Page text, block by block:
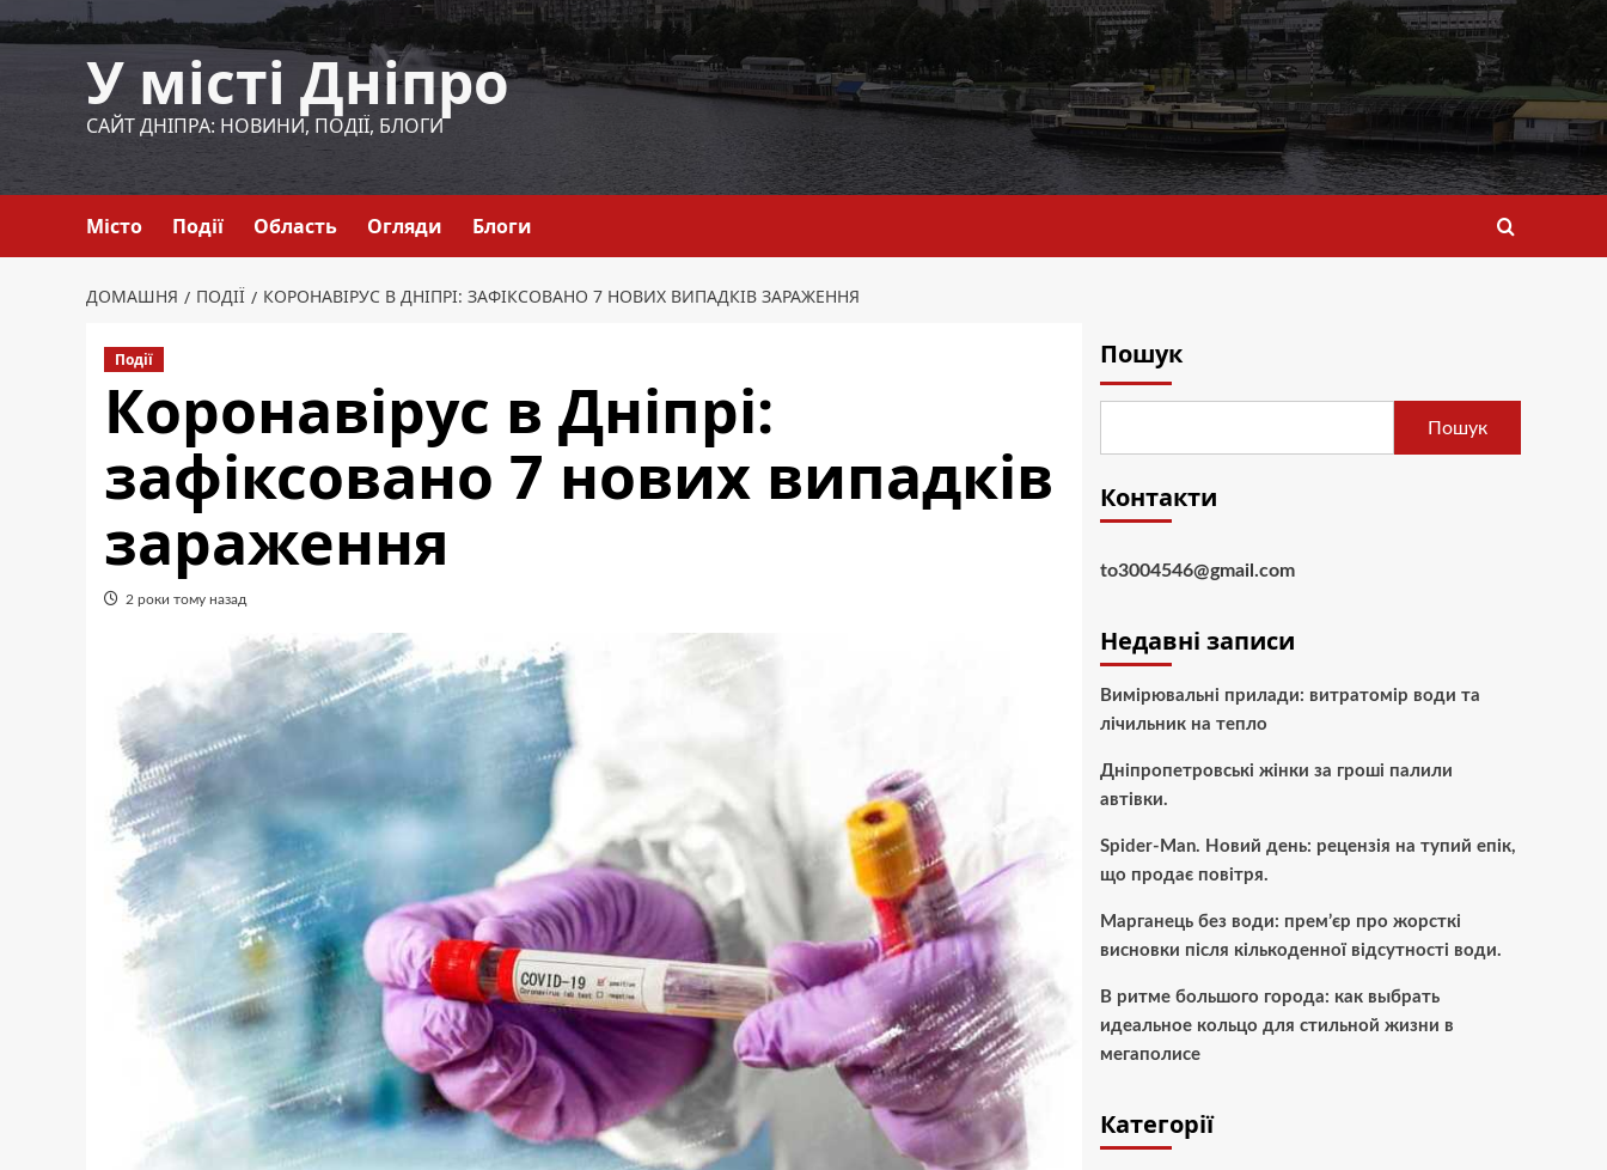
до
У місті Дніпро
САЙТ ДНІПРА: НОВИНИ, ПОДІЇ, БЛОГИ
Місто Події Область Огляди Блоги
ДОМАШНЯ ПОДІЇ КОРОНАВІРУС В ДНІПРІ: ЗАФІКСОВАНО 7 НОВИХ ВИПАДКІВ ЗАРАЖЕННЯ
Події
Коронавірус в Дніпрі:
зафіксовано 7 нових випадків
зараження
2 роки тому назад
Пошук
Пошук
Контакти
to3004546@gmail.com
Недавні записи
Вимірювальні прилади: витратомір води та
лічильник на тепло
Дніпропетровські жінки за гроші палили
автівки.
Spider-Man. Новий день: рецензія на тупий епік,
що продає повітря.
Марганець без води: прем’єр про жорсткі
висновки після кількоденної відсутності води.
В ритме большого города: как выбрать
идеальное кольцо для стильной жизни в
мегаполисе
Категорії